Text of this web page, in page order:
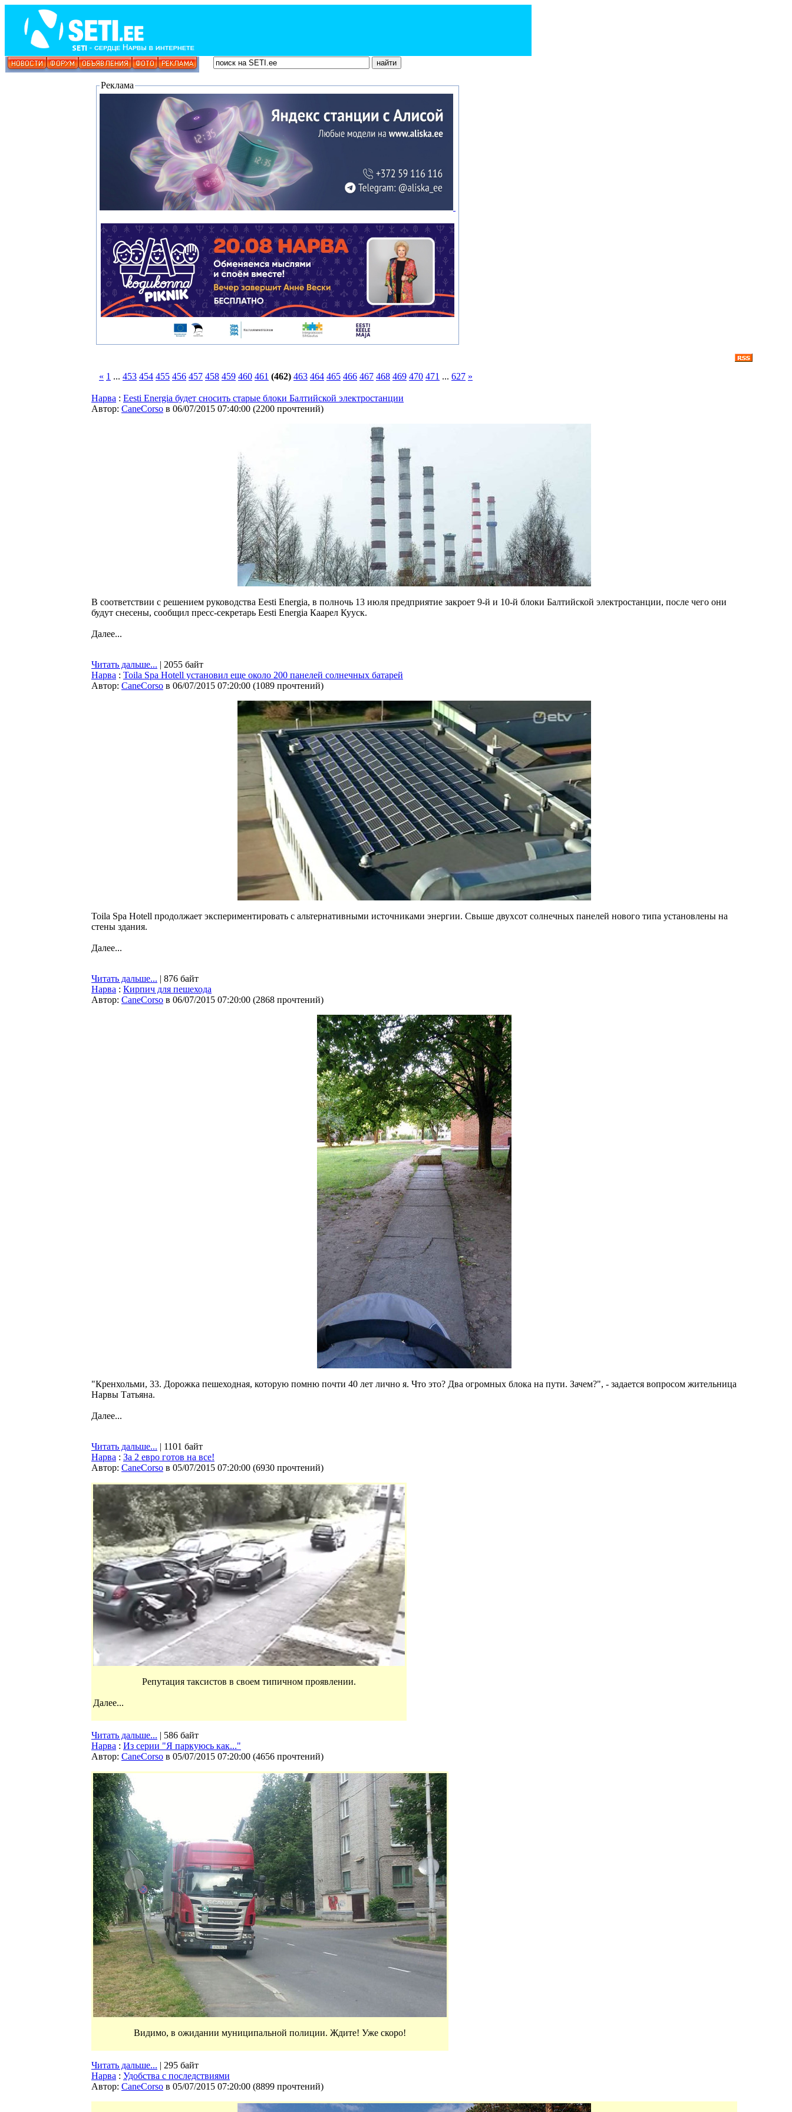
Реклама
« 1 ... 453 454 455 456 457 458 459 460 461 (462) 463 464 465 466 467 468 469 470 471 ... 627 »
Нарва : Eesti Energia будет сносить старые блоки Балтийской электростанции
Автор: CaneCorso в 06/07/2015 07:40:00 (2200 прочтений)
В соответствии с решением руководства Eesti Energia, в полночь 13 июля предприятие закроет 9-й и 10-й блоки Балтийской электростанции, после чего они
будут снесены, сообщил пресс-секретарь Eesti Energia Каарел Кууск.
Далее...
Читать дальше... | 2055 байт
Нарва : Toila Spa Hotell установил еще около 200 панелей солнечных батарей
Автор: CaneCorso в 06/07/2015 07:20:00 (1089 прочтений)
Toila Spa Hotell продолжает экспериментировать с альтернативными источниками энергии. Свыше двухсот солнечных панелей нового типа установлены на
стены здания.
Далее...
Читать дальше... | 876 байт
Нарва : Кирпич для пешехода
Автор: CaneCorso в 06/07/2015 07:20:00 (2868 прочтений)
"Кренхольми, 33. Дорожка пешеходная, которую помню почти 40 лет лично я. Что это? Два огромных блока на пути. Зачем?", - задается вопросом жительница
Нарвы Татьяна.
Далее...
Читать дальше... | 1101 байт
Нарва : За 2 евро готов на все!
Автор: CaneCorso в 05/07/2015 07:20:00 (6930 прочтений)
Репутация таксистов в своем типичном проявлении.
Далее...
Читать дальше... | 586 байт
Нарва : Из серии "Я паркуюсь как..."
Автор: CaneCorso в 05/07/2015 07:20:00 (4656 прочтений)
Видимо, в ожидании муниципальной полиции. Ждите! Уже скоро!
Читать дальше... | 295 байт
Нарва : Удобства с последствиями
Автор: CaneCorso в 05/07/2015 07:20:00 (8899 прочтений)